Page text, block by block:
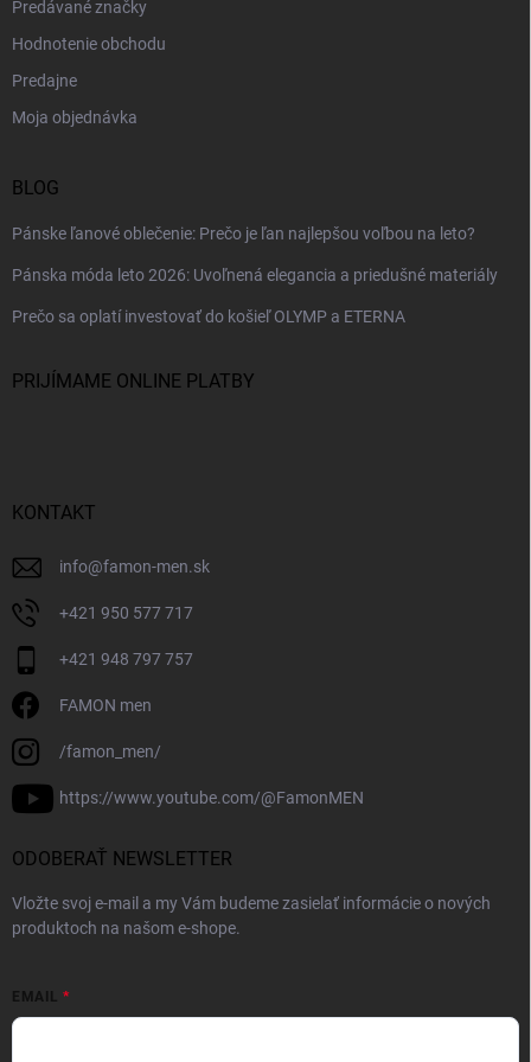
Predávané značky
Hodnotenie obchodu
Predajne
Moja objednávka
BLOG
Pánske ľanové oblečenie: Prečo je ľan najlepšou voľbou na leto?
Pánska móda leto 2026: Uvoľnená elegancia a priedušné materiály
Prečo sa oplatí investovať do košieľ OLYMP a ETERNA
PRIJÍMAME ONLINE PLATBY
KONTAKT
info@famon-men.sk
+421 950 577 717
+421 948 797 757
FAMON men
/famon_men/
https://www.youtube.com/@FamonMEN
ODOBERAŤ NEWSLETTER
Vložte svoj e-mail a my Vám budeme zasielať informácie o nových
produktoch na našom e-shope.
EMAIL